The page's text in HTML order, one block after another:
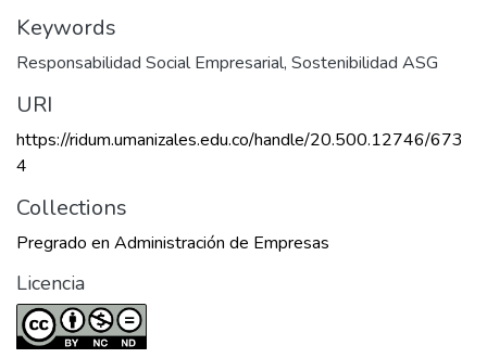
Keywords
Responsabilidad Social Empresarial, Sostenibilidad ASG
URI
https://ridum.umanizales.edu.co/handle/20.500.12746/673
4
Collections
Pregrado en Administración de Empresas
Licencia